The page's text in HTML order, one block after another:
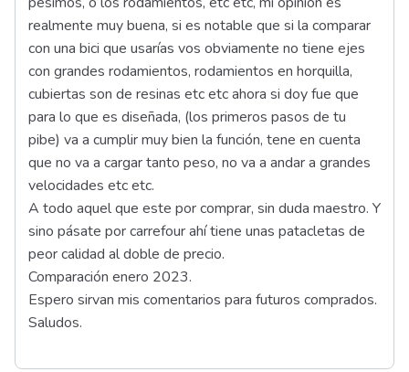
realmente muy buena, si es notable que si la comparar
con una bici que usarías vos obviamente no tiene ejes
con grandes rodamientos, rodamientos en horquilla,
cubiertas son de resinas etc etc ahora si doy fue que
para lo que es diseñada, (los primeros pasos de tu
pibe) va a cumplir muy bien la función, tene en cuenta
que no va a cargar tanto peso, no va a andar a grandes
velocidades etc etc.
A todo aquel que este por comprar, sin duda maestro. Y
sino pásate por carrefour ahí tiene unas patacletas de
peor calidad al doble de precio.
Comparación enero 2023.
Espero sirvan mis comentarios para futuros comprados.
Saludos.